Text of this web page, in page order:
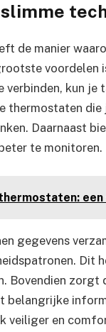
de manier
verbinden, kun je
thermostaten
Daarnaast
te monitoren.
gegevens
Dit
Bovendien
veiliger en